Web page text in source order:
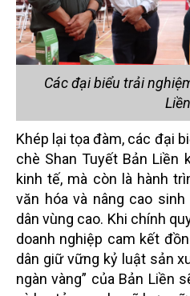
Các đại biểu trải
Khép lại tọa đàm, các đại
chè Shan Tuyết Bản Liền
kinh tế, mà còn là hành
văn hóa và nâng cao
dân vùng cao. Khi chính
doanh nghiệp cam kết
dân giữ vững kỷ luật sản
ngàn vàng” của Bản Liền